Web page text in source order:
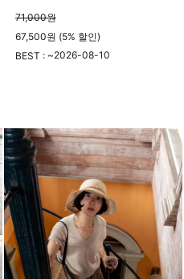
71,000원
67,500원 (5% 할인)
BEST : ~2026-08-10